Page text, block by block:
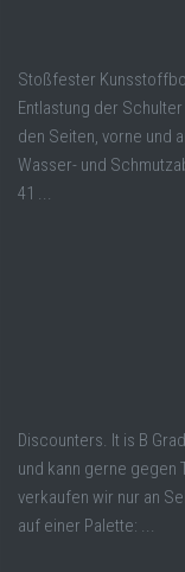
Stoßfester
Entlastung der
den Seiten, vorne und
Wasser- und
41 ...
Discounters. It is B
und kann gerne
verkaufen wir nur an
auf einer Palette: ...